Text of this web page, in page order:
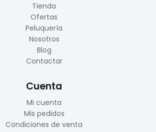
Tienda
Ofertas
Peluquería
Nosotros
Blog
Contactar
Cuenta
Mi cuenta
Mis pedidos
Condiciones de venta